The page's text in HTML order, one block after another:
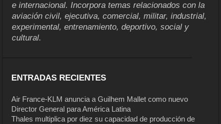
e internacional. Incorpora temas relacionados con la
aviación civil, ejecutiva, comercial, militar, industrial,
experimental, entrenamiento, deportivo, social y
cultural.
ENTRADAS RECIENTES
Air France-KLM anuncia a Guilhem Mallet como nuevo
Director General para América Latina
Thales multiplica por diez su capacidad de producción de